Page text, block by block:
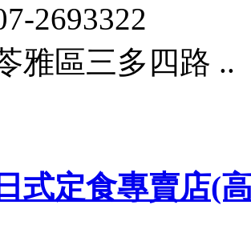
2693322
雅區三多四路 ..
式定食專賣店(